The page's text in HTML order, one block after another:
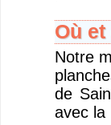
Où
Notre
de
avec la